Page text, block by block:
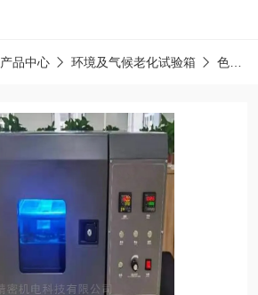
产品中心 环境及气候老化试验箱 色稳定性测试仪